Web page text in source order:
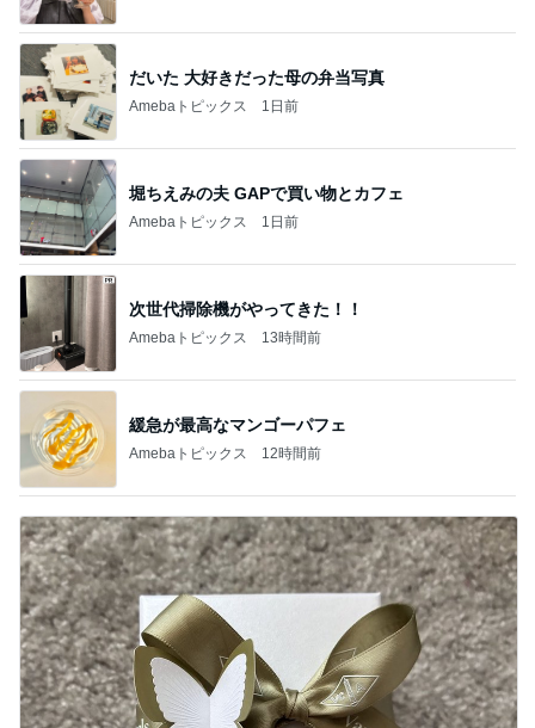
だいた 大好きだった母の弁当写真
Amebaトピックス 1日前
堀ちえみの夫 GAPで買い物とカフェ
Amebaトピックス 1日前
次世代掃除機がやってきた！！
Amebaトピックス 13時間前
緩急が最高なマンゴーパフェ
Amebaトピックス 12時間前